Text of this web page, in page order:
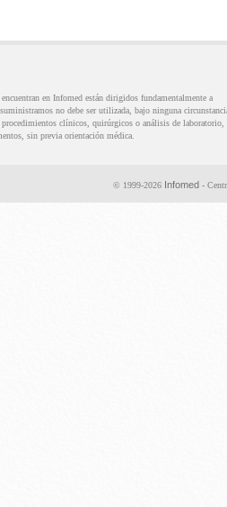
en Infomed están dirigidos fundamentalmente a
no debe ser utilizada, bajo ninguna
procedimientos clínicos, quirúrgicos o análisis de laboratorio,
sin previa orientación médica.
© 1999-2026 Infomed -